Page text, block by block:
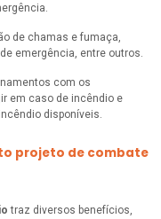
de chamas e fumaça,
emergência, entre outros.
com os
em caso de incêndio e
disponíveis.
projeto de combate
traz diversos benefícios,